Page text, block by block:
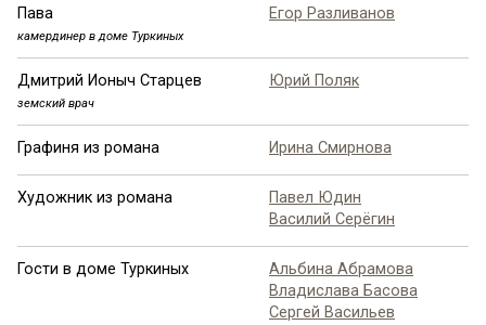
Пава
камердинер в доме Туркиных
Егор Разливанов
Дмитрий Ионыч Старцев
земский врач
Юрий Поляк
Графиня из романа Ирина Смирнова
Художник из романа
Павел Юдин
Василий Серёгин
Гости в доме Туркиных
Альбина Абрамова
Владислава Басова
Сергей Васильев